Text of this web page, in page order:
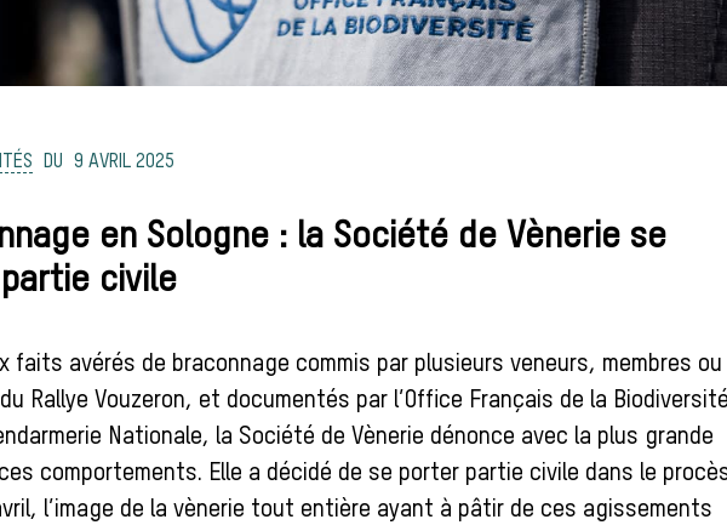
9 AVRIL 2025
en Sologne : la Société de Vènerie se
civile
faits avérés de braconnage commis par plusieurs veneurs, membres ou
Rallye Vouzeron, et documentés par l’Office Français de la Biodiversité
Nationale, la Société de Vènerie dénonce avec la plus grande
comportements. Elle a décidé de se porter partie civile dans le
l’image de la vènerie tout entière ayant à pâtir de ces agissements